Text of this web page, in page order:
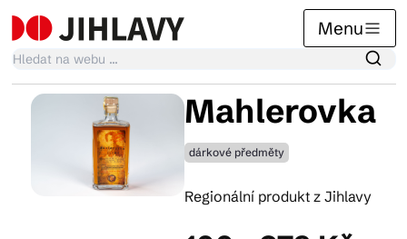
Menu
Kalendář akcí
Tradiční akce
Mahlerovka
dárkové předměty
Regionální produkt z Jihlavy